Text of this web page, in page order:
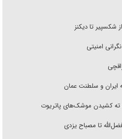
شکسپیر تا دیکنز
امنیتی
ایران و سلطنت عمان
ته کشیدن موشک‌های پاتریوت
تا مصباح یزدی